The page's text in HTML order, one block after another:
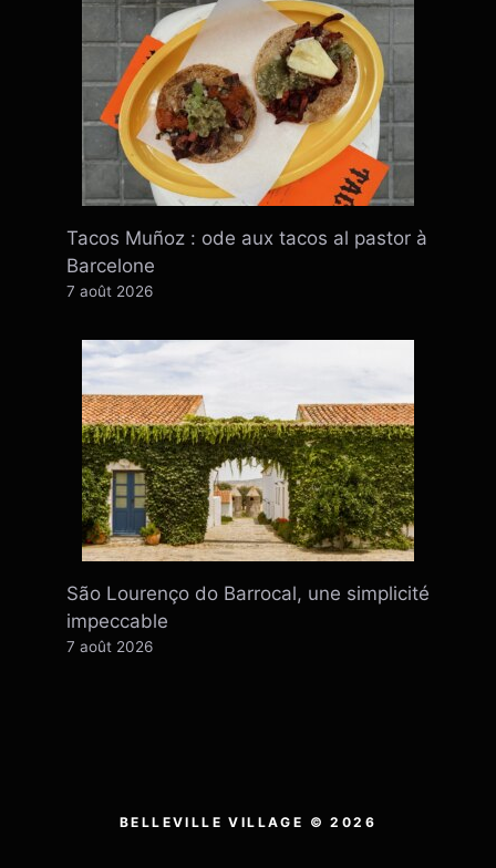
Tacos Muñoz : ode aux tacos al pastor à
Barcelone
7 août 2026
São Lourenço do Barrocal, une simplicité
impeccable
7 août 2026
BELLEVILLE VILLAGE © 2026